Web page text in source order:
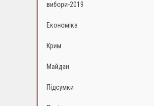
вибори-2019
Економіка
Крим
Майдан
Підсумки